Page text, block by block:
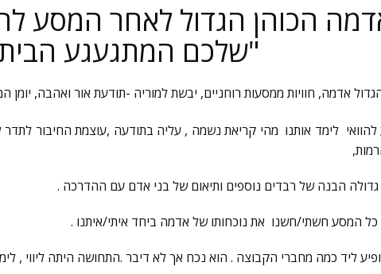
הכוהן הגדול לאחר המסע
שלכם המתגעגע הביתה"
אדמה, חוויות ממסעות רוחניים, יבשת למוריה -תודעת אור ואהבה, יומן
לימד אותנו מהי קריאת נשמה , עליה בתודעה ,עוצמת החיבור לתדר
הבנה של רבדים נוספים ותיאום של בני אדם עם ההדרכה .
כל המסע חשתי/חשנו את נוכחותו של אדמה ביחד איתי/איתנו .
ליד כמה מחברי הקבוצה . הוא נכח אך לא דיבר .התחושה היתה ליווי ,